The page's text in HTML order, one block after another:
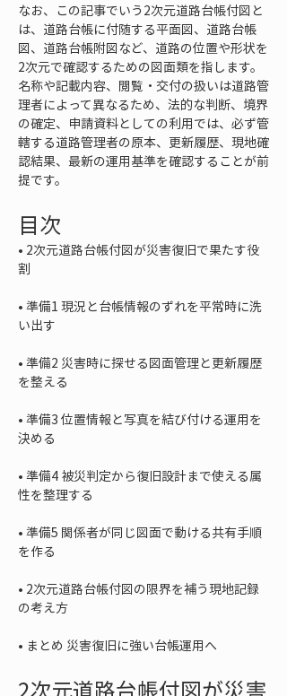
なお、この記事でいう2次元道路台帳付図と
は、道路台帳に付随する平面図、道路台帳
図、道路台帳附図など、道路の位置や形状を
2次元で確認するための図面類を指します。
名称や記載内容、閲覧・交付の扱いは道路管
理者によって異なるため、法的な判断、境界
の確定、申請資料としての利用では、必ず管
轄する道路管理者の原本、更新履歴、現地確
認結果、最新の運用基準を確認することが前
提です。
目次
• 2次元道路台帳付図が災害復旧で果たす役
• 準備1 現況と台帳情報のずれを平常時に洗
• 準備2 災害時に探せる図面管理と更新履歴
• 準備3 位置情報と写真を結び付ける運用を
• 準備4 被災判定から復旧設計まで使える属
• 準備5 関係者が同じ図面で動ける共有手順
• 2次元道路台帳付図の限界を補う現地記録
• まとめ 災害復旧に強い台帳運用へ